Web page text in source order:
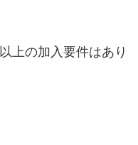
上の加入要件はあり